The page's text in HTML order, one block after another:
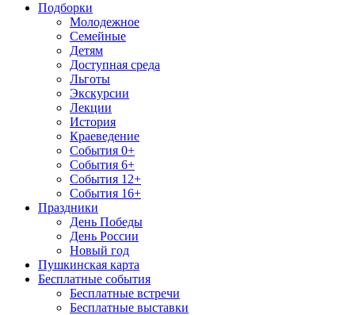
Подборки
Молодежное
Семейные
Детям
Доступная среда
Льготы
Экскурсии
Лекции
История
Краеведение
События 0+
События 6+
События 12+
События 16+
Праздники
День Победы
День России
Новый год
Пушкинская карта
Бесплатные события
Бесплатные встречи
Бесплатные выставки